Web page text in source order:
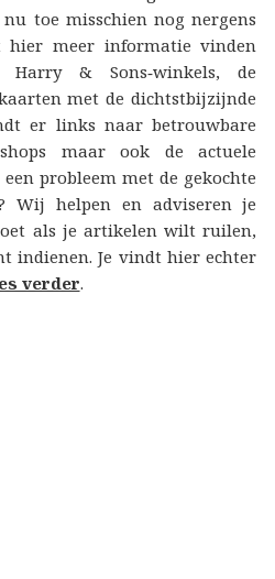
toe misschien nog nergens
hier meer informatie vinden
Harry & Sons‑winkels, de
met de dichtstbijzijnde
er links naar betrouwbare
maar ook de actuele
probleem met de gekochte
Wij helpen en adviseren je
als je artikelen wilt ruilen,
indienen. Je vindt hier echter
verder.